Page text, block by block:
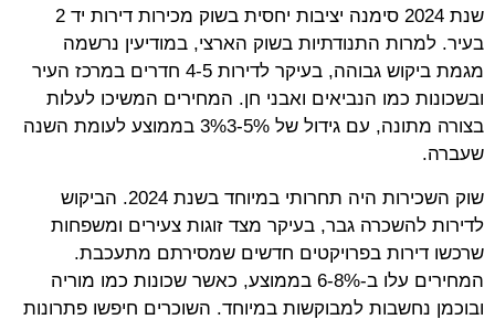
שנת 2024 סימנה יציבות יחסית בשוק מכירות דירות יד 2
בעיר. למרות התנודתיות בשוק הארצי, במודיעין נרשמה
מגמת ביקוש גבוהה, בעיקר לדירות 4-5 חדרים במרכז העיר
ובשכונות כמו הנביאים ואבני חן. המחירים המשיכו לעלות
בצורה מתונה, עם גידול של 3%3-5% בממוצע לעומת השנה
שעברה.
שוק השכירות היה תחרותי במיוחד בשנת 2024. הביקוש
לדירות להשכרה גבר, בעיקר מצד זוגות צעירים ומשפחות
שרכשו דירות בפרויקטים חדשים שמסירתם מתעכבת.
המחירים עלו ב-6-8% בממוצע, כאשר שכונות כמו מוריה
ובוכמן נחשבות למבוקשות במיוחד. השוכרים חיפשו פתרונות